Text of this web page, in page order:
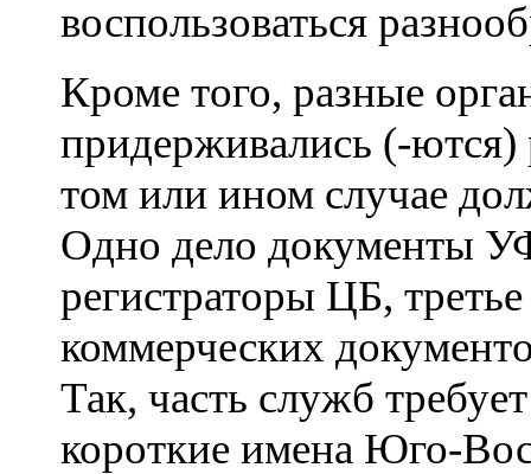
воспользоваться
Кроме того, разные
придерживались (-ются)
том или ином случае
Одно дело документы
регистраторы ЦБ,
коммерческих
Так, часть служб
короткие имена Юго-